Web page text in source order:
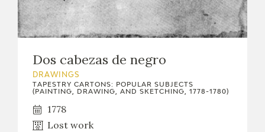
SHOP
ONLINE SHOP
EDUCA
Dos cabezas de negro
DRAWINGS
TAPESTRY CARTONS: POPULAR SUBJECTS
(PAINTING, DRAWING, AND SKETCHING, 1778-1780)
1778
Lost work